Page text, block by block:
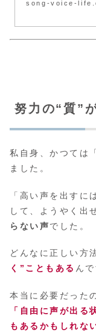
song-voice-
努力の“質”
私自身、かつては
ました。
「高い声を出すに
して、ようやく出
らない声でした。
どんなに正しい方
く”こともある んで
本当に必要だった
「自由に声が出る
もあるかもしれな